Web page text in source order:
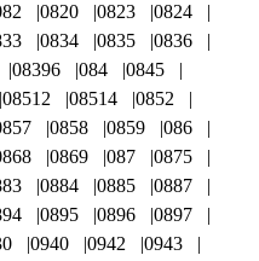
0820 0823
0824
0834 0835
0836
08396 084
0845
08512 08514
0852
0858 0859
086
0869 087
0875
0884 0885
0887
0895 0896
0897
0940 0942
0943